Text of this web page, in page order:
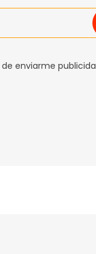
de enviarme